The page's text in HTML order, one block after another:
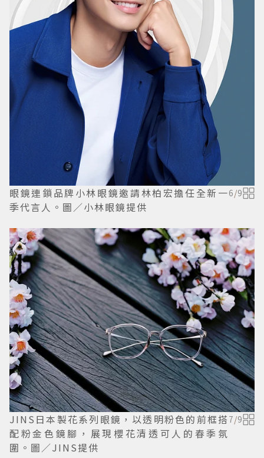
眼鏡連鎖品牌小林眼鏡邀請林柏宏擔任全新一
季代言人。圖／小林眼鏡提供
6/9
JINS日本製花系列眼鏡，以透明粉色的前框搭
配粉金色鏡腳，展現櫻花清透可人的春季氛
圍。圖／JINS提供
7/9